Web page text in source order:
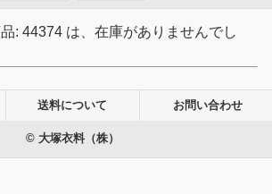
: 44374 は、在庫がありませんでし
送料について お問い合わせ
© 大塚衣料（株）